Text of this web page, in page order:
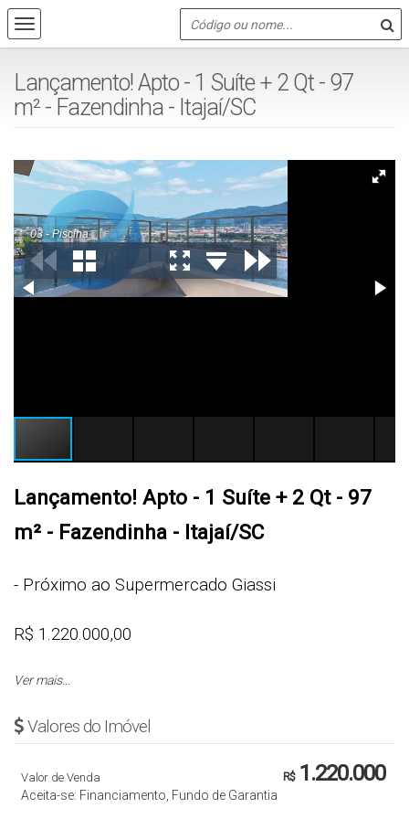
Lançamento! Apto - 1 Suíte + 2 Qt - 97
m² - Fazendinha - Itajaí/SC
Lançamento! Apto - 1 Suíte + 2 Qt - 97
m² - Fazendinha - Itajaí/SC
- Próximo ao Supermercado Giassi
R$ 1.220.000,00
Cód.: 4112
APARTAMENTO
- 1 Suíte + 2 Quartos
Ver mais...
Valores do Imóvel
R$1.220.000
Valor de Venda
Aceita-se: Financiamento, Fundo de Garantia